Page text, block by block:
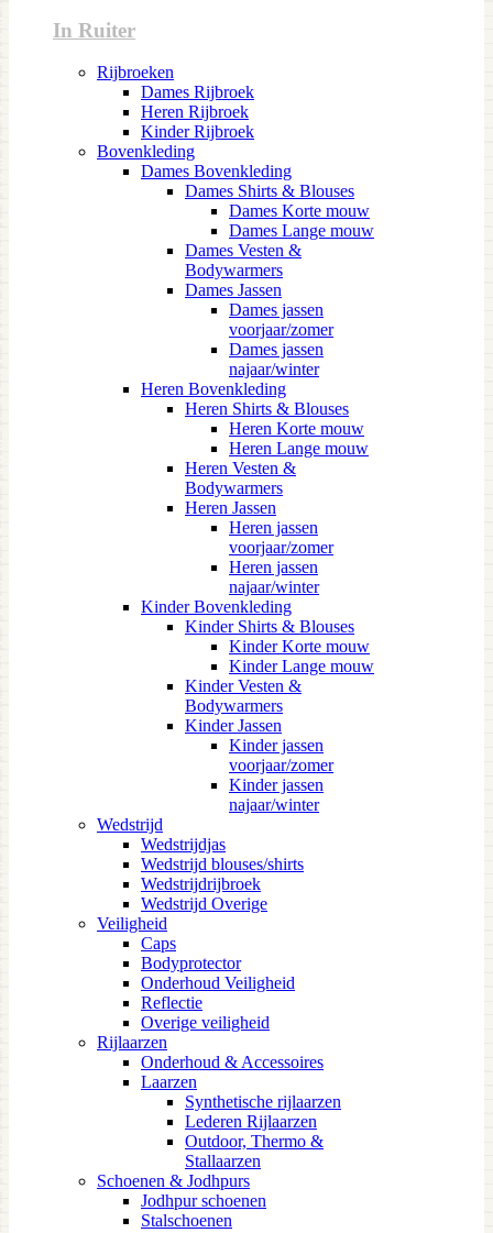
In Ruiter
Rijbroeken
Dames Rijbroek
Heren Rijbroek
Kinder Rijbroek
Bovenkleding
Dames Bovenkleding
Dames Shirts & Blouses
Dames Korte mouw
Dames Lange mouw
Dames Vesten &
Bodywarmers
Dames Jassen
Dames jassen
voorjaar/zomer
Dames jassen
najaar/winter
Heren Bovenkleding
Heren Shirts & Blouses
Heren Korte mouw
Heren Lange mouw
Heren Vesten &
Bodywarmers
Heren Jassen
Heren jassen
voorjaar/zomer
Heren jassen
najaar/winter
Kinder Bovenkleding
Kinder Shirts & Blouses
Kinder Korte mouw
Kinder Lange mouw
Kinder Vesten &
Bodywarmers
Kinder Jassen
Kinder jassen
voorjaar/zomer
Kinder jassen
najaar/winter
Wedstrijd
Wedstrijdjas
Wedstrijd blouses/shirts
Wedstrijdrijbroek
Wedstrijd Overige
Veiligheid
Caps
Bodyprotector
Onderhoud Veiligheid
Reflectie
Overige veiligheid
Rijlaarzen
Onderhoud & Accessoires
Laarzen
Synthetische rijlaarzen
Lederen Rijlaarzen
Outdoor, Thermo &
Stallaarzen
Schoenen & Jodhpurs
Jodhpur schoenen
Stalschoenen